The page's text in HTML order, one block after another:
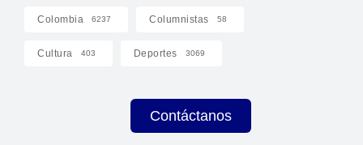
Colombia 6237 Columnistas 58
Cultura 403 Deportes 3069
Contáctanos